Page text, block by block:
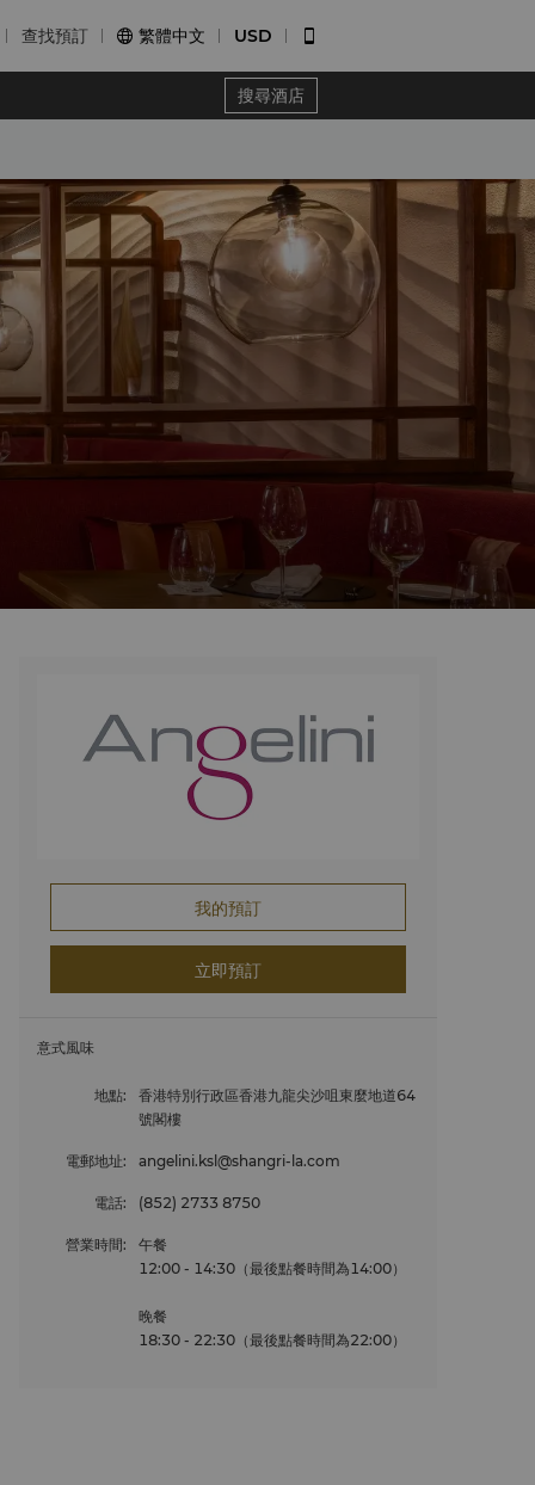
查找預訂  繁體中文 USD 
搜尋酒店
我的預訂
立即預訂
意式風味
地點:
香港特別行政區香港九龍尖沙咀東麼地道64
號閣樓
電郵地址: angelini.ksl@shangri-la.com
電話: (852) 2733 8750
營業時間:
午餐
12:00 - 14:30（最後點餐時間為14:00）
晚餐
18:30 - 22:30（最後點餐時間為22:00）